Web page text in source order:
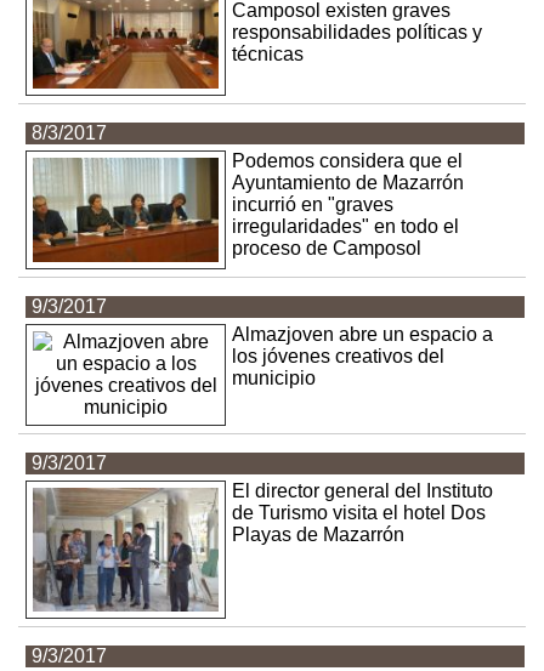
Camposol existen graves
responsabilidades políticas y
técnicas
8/3/2017
Podemos considera que el
Ayuntamiento de Mazarrón
incurrió en "graves
irregularidades" en todo el
proceso de Camposol
9/3/2017
Almazjoven abre un espacio a
los jóvenes creativos del
municipio
9/3/2017
El director general del Instituto
de Turismo visita el hotel Dos
Playas de Mazarrón
9/3/2017